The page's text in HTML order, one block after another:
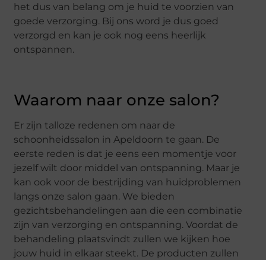
het dus van belang om je huid te voorzien van
goede verzorging. Bij ons word je dus goed
verzorgd en kan je ook nog eens heerlijk
ontspannen.
Waarom naar onze salon?
Er zijn talloze redenen om naar de
schoonheidssalon in Apeldoorn te gaan. De
eerste reden is dat je eens een momentje voor
jezelf wilt door middel van ontspanning. Maar je
kan ook voor de bestrijding van huidproblemen
langs onze salon gaan. We bieden
gezichtsbehandelingen aan die een combinatie
zijn van verzorging en ontspanning. Voordat de
behandeling plaatsvindt zullen we kijken hoe
jouw huid in elkaar steekt. De producten zullen